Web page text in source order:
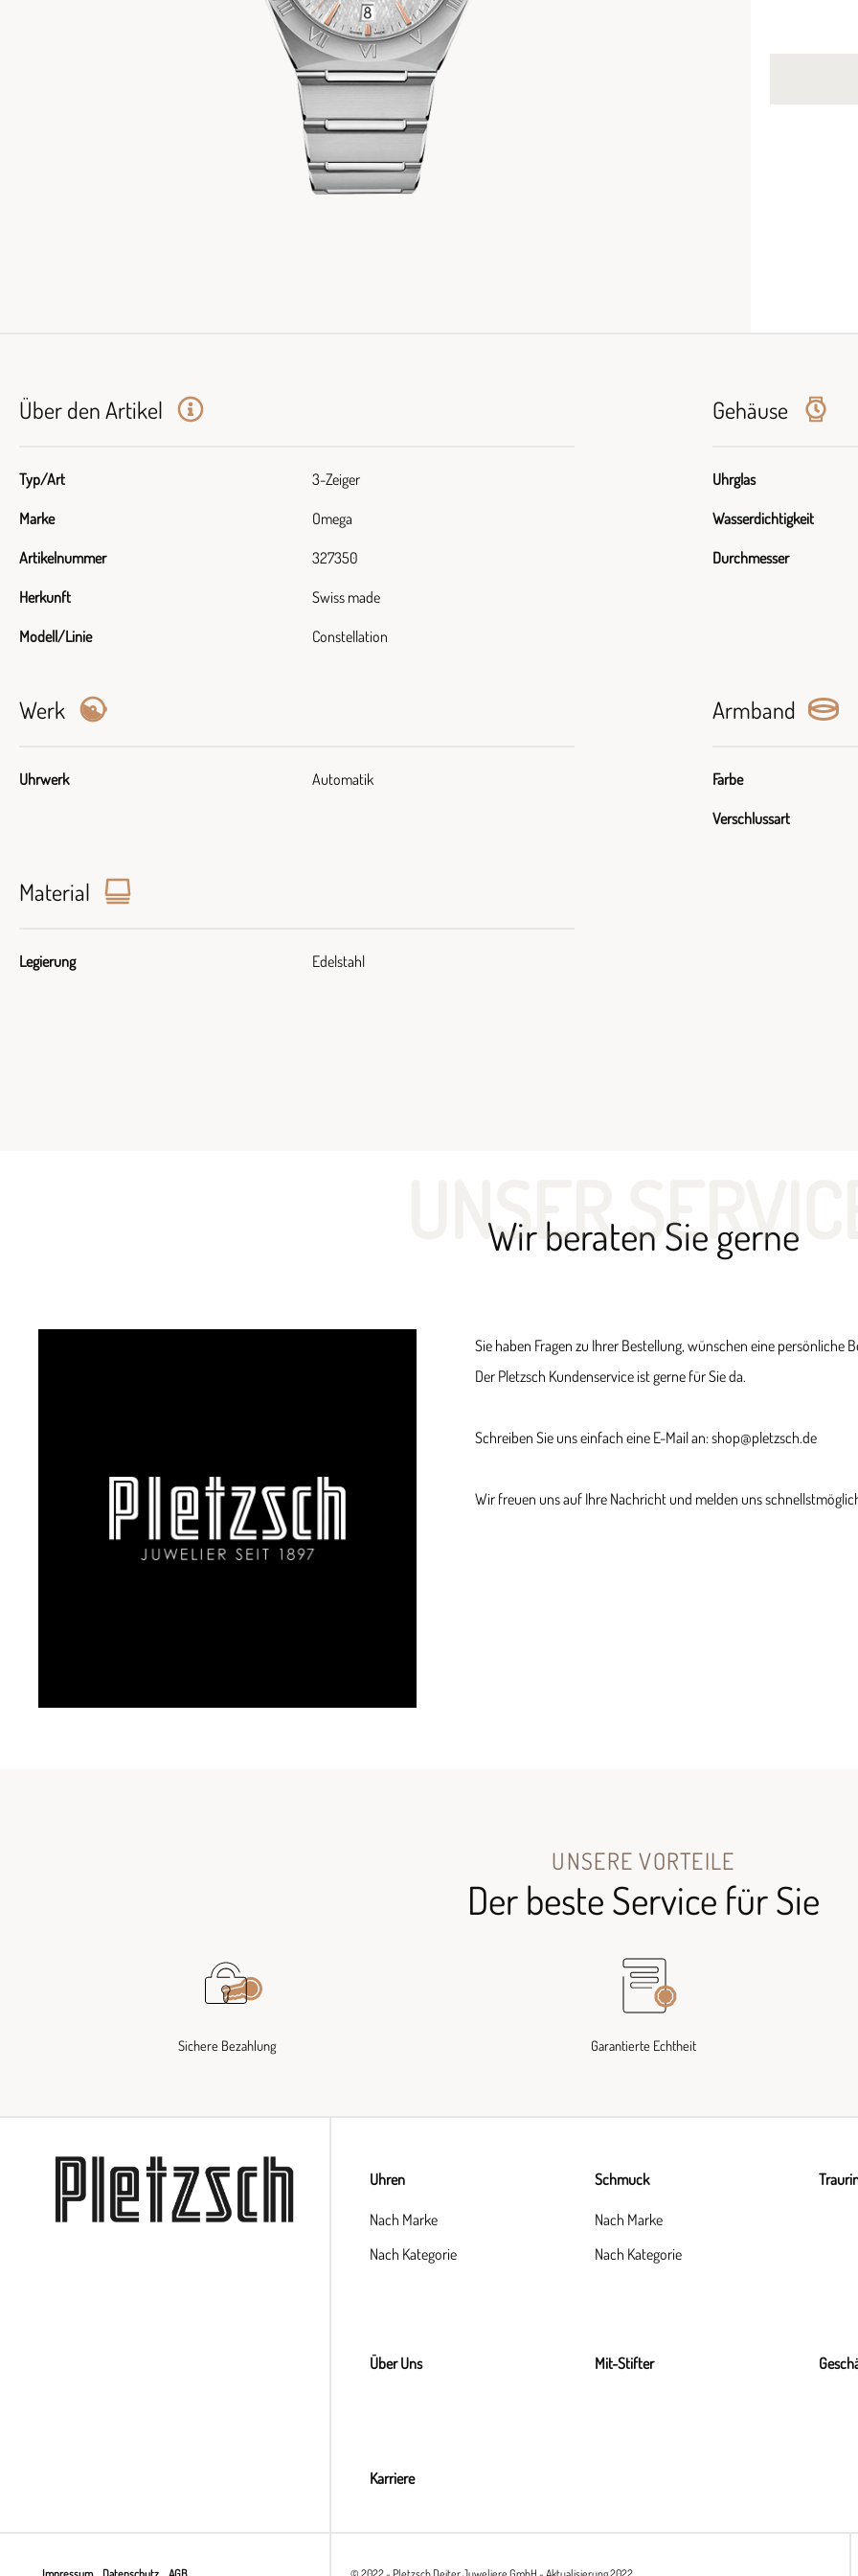
Über den Artikel
Typ/Art 3-Zeiger
Marke Omega
Artikelnummer 327350
Herkunft Swiss made
Modell/Linie Constellation
Gehäuse
Uhrglas
Wasserdichtigkeit
Durchmesser
Werk
Uhrwerk Automatik
Armband
Farbe
Verschlussart
Material
Legierung Edelstahl
UNSER
Wir beraten Sie gerne
Sie haben Fragen zu Ihrer Bestellung, wünschen eine persönliche
Der Pletzsch Kundenservice ist gerne für Sie da.
Schreiben Sie uns einfach eine E-Mail an: shop@pletzsch.de
Wir freuen uns auf Ihre Nachricht und melden uns
UNSERE VORTEILE
Der beste Service für Sie
Sichere Bezahlung Garantierte Echtheit
Uhren
Nach Marke
Nach Kategorie
Schmuck
Nach Marke
Nach Kategorie
Über Uns Mit-Stifter
Karriere